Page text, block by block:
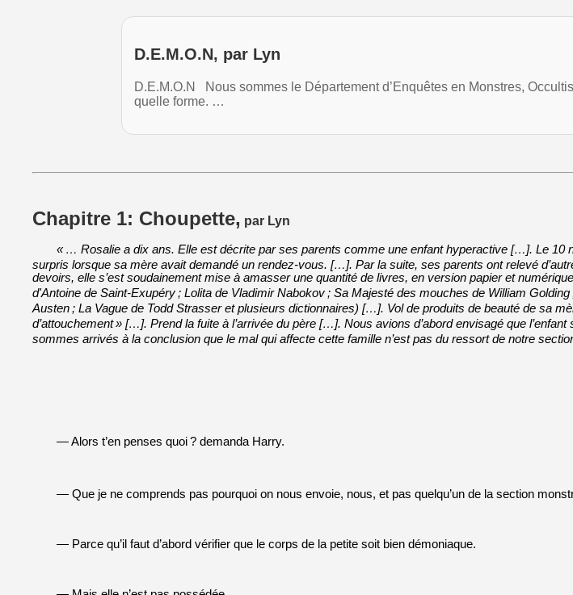
D.E.M.O.N, par Lyn
D.E.M.O.N Nous sommes le Département d’Enquêtes en Monstres,
quelle forme. …
Chapitre 1: Choupette, par Lyn
« … Rosalie a dix ans. Elle est décrite par ses parents comme une enfant hyperactive […]. Le 10
surpris lorsque sa mère avait demandé un rendez-vous. […]. Par la suite, ses parents ont relevé
devoirs, elle s’est soudainement mise à amasser une quantité de livres, en version papier et
d'Antoine de Saint-Exupéry ; Lolita de Vladimir Nabokov ; Sa Majesté des mouches de William Golding
Austen ; La Vague de Todd Strasser et plusieurs dictionnaires) […]. Vol de produits de beauté de sa
d’attouchement» […]. Prend la fuite à l’arrivée du père […]. Nous avions d’abord envisagé que
sommes arrivés à la conclusion que le mal qui affecte cette famille n’est pas du ressort de notre
— Alors t’en penses quoi ? demanda Harry.
— Que je ne comprends pas pourquoi on nous envoie, nous, et pas quelqu’un de la section
— Parce qu’il faut d’abord vérifier que le corps de la petite soit bien démoniaque.